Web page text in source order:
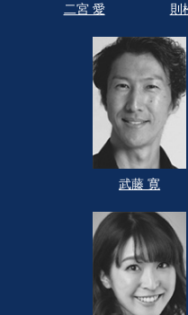
二宮 愛 則
武藤 寛